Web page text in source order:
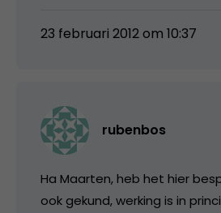
23 februari 2012 om 10:37
rubenbos
Ha Maarten, heb het hier
ook gekund, werking is in